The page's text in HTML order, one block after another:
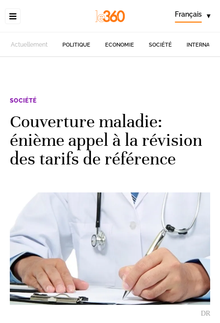
Français ▾
Actuellement POLITIQUE ECONOMIE SOCIÉTÉ
SOCIÉTÉ
Couverture maladie:
énième appel à la révision
des tarifs de référence
DR